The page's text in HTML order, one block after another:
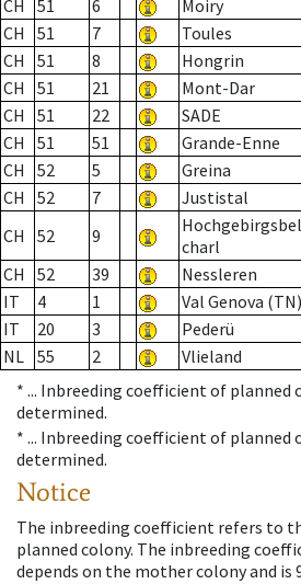
CH 51 6 Moiry
CH
51 7 Toules
CH
51 8 Hongrin
CH
51 21 Mont-Dar
CH
51 22 SADE
CH
51 51 Grande-Enne
CH
52 5 Greina
CH
52 7 Justistal
CH
52 9
charl
CH
52 39 Nessleren
IT
4 1 Val Genova (TN)
IT
20 3 Pederü
NL 55 2 Vlieland
* ... Inbreeding coefficient of planned
determined.
* ... Inbreeding coefficient of planned
determined.
Notice
The inbreeding coefficient refers to
planned colony. The inbreeding
depends on the mother colony and is